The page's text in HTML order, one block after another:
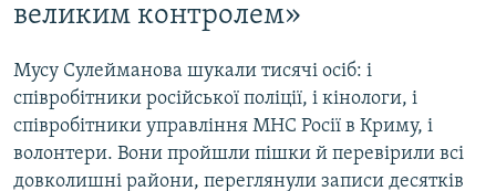
великим контролем»
Мусу Сулейманова шукали тисячі осіб: і
співробітники російської поліції, і кінологи, і
співробітники управління МНС Росії в Криму, і
волонтери. Вони пройшли пішки й перевірили всі
довколишні райони, переглянули записи десятків